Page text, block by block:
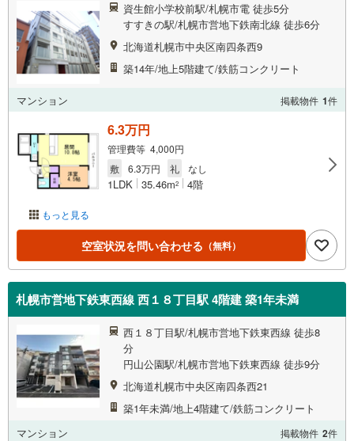
資生館小学校前駅/札幌市電 徒歩5分
すすきの駅/札幌市営地下鉄南北線 徒歩6分
北海道札幌市中央区南四条西9
築14年/地上5階建て/鉄筋コンクリート
マンション 掲載物件 1件
もっと見る
6.3万円
管理費等 4,000円
敷
6.3万円 礼 なし
1LDK 35.46m2 4階
空室状況を問い合わせる （無料）
札幌市営地下鉄東西線 西１８丁目駅 4階建 築1年未満
西１８丁目駅/札幌市営地下鉄東西線 徒歩8
分
円山公園駅/札幌市営地下鉄東西線 徒歩9分
北海道札幌市中央区南四条西21
築1年未満/地上4階建て/鉄筋コンクリート
マンション
掲載物件 2件